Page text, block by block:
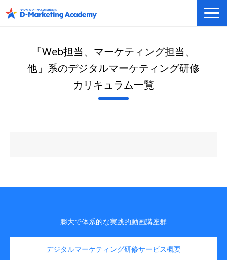
eラーニングシステム
カリキュラム例/事例
無料プラン/キャンペーン/特集
会社概要
「Web担当、マーケティング担当、
他」系のデジタルマーケティング研修
カリキュラム一覧
膨大で体系的な実践的動画講座群
デジタルマーケティング研修サービス概要